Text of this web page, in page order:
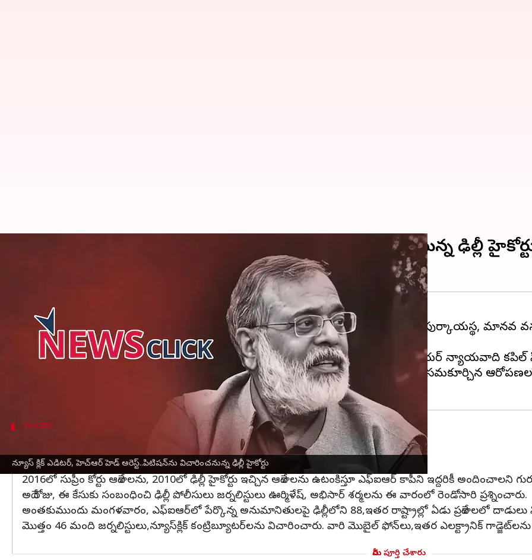
న్యూస్ క్లిక్ ఎడిటర్, హెచ్‌ఆర్ హెడ్ అరెస్ట్‌..పిటిషన్‌ను విచారించనున్న ఢిల్లీ హైకోర్టు
న్యూస్ క్లిక్ ఎడిటర్, హెచ్‌ఆర్ హెడ్ అరెస్ట్‌..పిటిషన్‌ను విచారించనున్న ఢిల్లీ
ఈ వార్తాకథనం ఏంటి
ఉగ్రవాద నిరోధక చట్టం యూఏపీఏ కింద నమోదైన కేసులోన్యూస్‌ క్లిక్వ్యవస్థాపకుడు ప్రబీర్ పుర్కాయస్థ, మానవ
వ్యతిరేకంగా దాఖలైన పిటిషన్‌పై శుక్రవారం విచారణకుదిల్లీహైకోర్టు అంగీకరించింది.
ప్రధాన న్యాయమూర్తి సతీష్ చంద్ర శర్మ నేతృత్వంలోని ధర్మాసనం ముందు ఈ అంశాన్ని సీనియర్ న్యాయవాది కపిల్
కేంద్ర ప్రభుత్వంపై బూటకపు కథనాన్ని ప్రచారం చేసేందుకు చైనా నుంచి న్యూస్‌ క్లిక్‌కు నిధులు సమకూర్చిన
Details
జర్నలిస్టులు,న్యూస్‌క్లిక్‌ కంట్రిబ్యూటర్‌లను విచారించిన పోలీసులు
దేశ రాజధాని ఢిల్లీలోని న్యూస్‌క్లిక్ కార్యాలయానికి ఢిల్లీ పోలీసులు సీల్ వేశారు.
2016లో సుప్రీం కోర్టు ఆదేశాలను, 2010లో ఢిల్లీ హైకోర్టు ఇచ్చిన ఆదేశాలను ఉటంకిస్తూ ఎఫ్‌ఐఆర్ కాపీని ఇద్దరికీ అందించాలని
అదే రోజు, ఈ కేసుకు సంబంధించి ఢిల్లీ పోలీసులు జర్నలిస్టులు ఊర్మిళేష్, అభిసార్ శర్మలను ఈ వారంలో రెండోసారి ప్రశ్నించారు.
అంతకుముందు మంగళవారం, ఎఫ్‌ఐఆర్‌లో పేర్కొన్న అనుమానితులపై ఢిల్లీలోని 88,ఇతర రాష్ట్రాల్లో ఏడు ప్రదేశాలలో
మొత్తం 46 మంది జర్నలిస్టులు,న్యూస్‌క్లిక్‌ కంట్రిబ్యూటర్‌లను విచారించారు. వారి మొబైల్ ఫోన్‌లు,ఇతర ఎలక్ట్రానిక్
మీరు పూర్తి చేశారు